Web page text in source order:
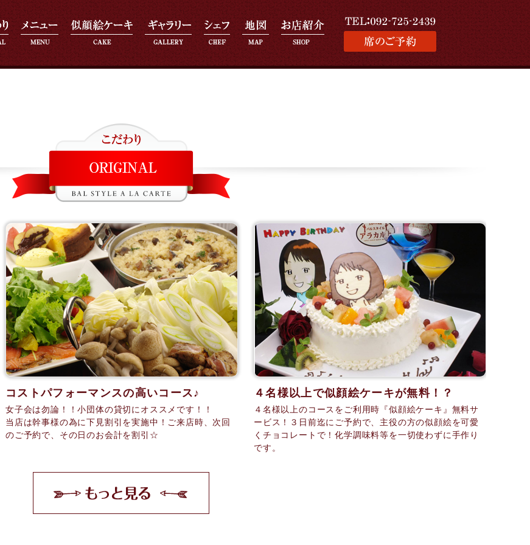
コストパフォーマンスの高いコース♪
女子会は勿論！！小団体の貸切にオススメです！！
当店は幹事様の為に下見割引を実施中！ご来店時、次回
のご予約で、その日のお会計を割引☆
４名様以上で似顔絵ケーキが無料！？
４名様以上のコースをご利用時『似顔絵ケーキ』無料サ
ービス！３日前迄にご予約で、主役の方の似顔絵を可愛
くチョコレートで！化学調味料等を一切使わずに手作り
です。